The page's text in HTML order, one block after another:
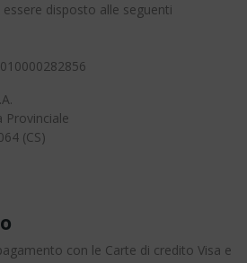
disposto alle seguenti
Provinciale
(CS)
con le Carte di credito Visa e